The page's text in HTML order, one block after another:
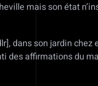
mais son état
dans son jardin
des affirmations du